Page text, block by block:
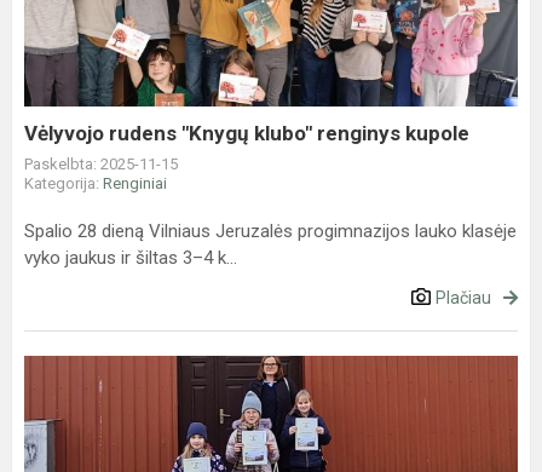
klubo"
renginys
kupole
Vėlyvojo rudens "Knygų klubo" renginys kupole
Paskelbta: 2025-11-15
Kategorija: Renginiai
Spalio 28 dieną Vilniaus Jeruzalės progimnazijos lauko klasėje
vyko jaukus ir šiltas 3–4 k...
Plačiau
8
klasių